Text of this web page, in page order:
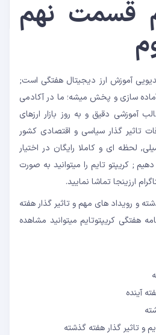
قسمت نهم
آموزش ارز دیجیتال هفتگی است;
سازی و پخش میشه؛ ما در آکادمی
دقیق و به روز بازار ارزهای
تاثیر گذار سیاسی و اقتصادی کشور
ای و کاملا رایگان در اختیار
; کریپتو تایم را میتوانید به صورت
ارزینجا تماشا نمایید.
و رویداد های مهم و تاثیر گذار هفته
هفتگی کریپتوتایم میتوانید مشاهده
تاثیر گذار هفته گذشته